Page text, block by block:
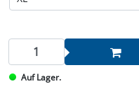
Auf Lager.